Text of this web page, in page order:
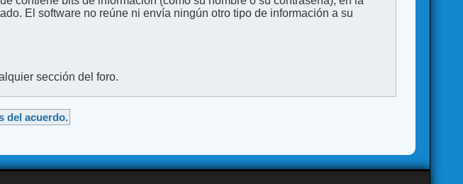
El software no reúne ni envía ningún otro tipo de información a su
sección del foro.